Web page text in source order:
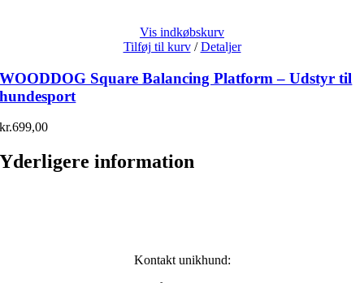
Vis indkøbskurv
Tilføj til kurv / Detaljer
WOODDOG Square Balancing Platform – Udstyr til
hundesport
kr.699,00
Yderligere information
Kontakt unikhund: